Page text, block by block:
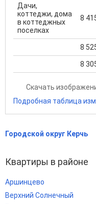
Дачи,
коттеджи, дома
в коттеджных
поселках
8
8
8
Скачать
Подробная таблица
Городской округ Керчь
Квартиры в районе
Аршинцево
Верхний Солнечный